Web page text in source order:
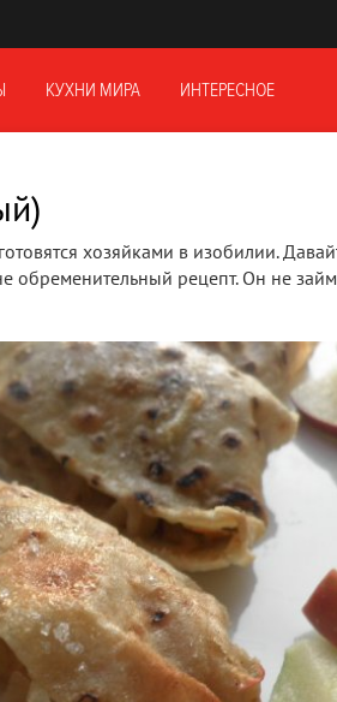
КУХНИ МИРА ИНТЕРЕСНОЕ
хозяйками в изобилии.
рецепт. Он не